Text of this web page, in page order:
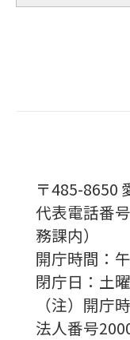
〒485-8650
代表電話番
務課内）
開庁時間：
閉庁日：土
（注）開庁
法人番号